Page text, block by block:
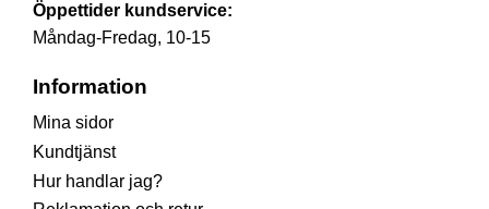
Öppettider kundservice:
Måndag-Fredag, 10-15
Information
Mina sidor
Kundtjänst
Hur handlar jag?